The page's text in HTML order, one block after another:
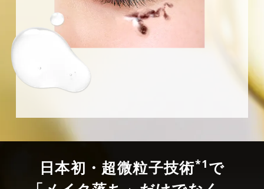
日本初・超微粒子技術*1 で